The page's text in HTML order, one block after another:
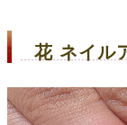
花 ネイ